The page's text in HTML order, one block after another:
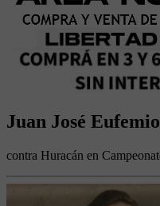
Juan José
contra Huracán en